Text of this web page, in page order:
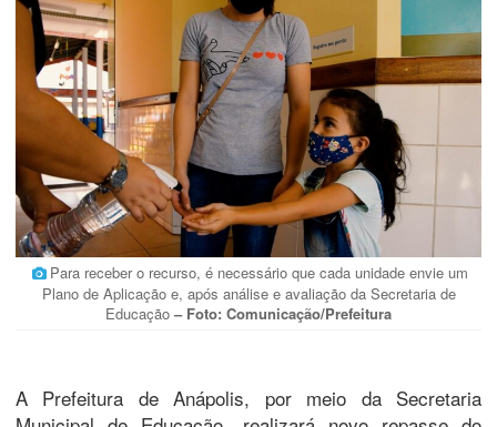
Para receber o recurso, é necessário que cada unidade envie um
Plano de Aplicação e, após análise e avaliação da Secretaria de
Educação – Foto: Comunicação/Prefeitura
A Prefeitura de Anápolis, por meio da Secretaria